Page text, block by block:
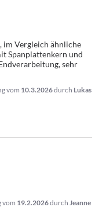
im Vergleich ähnliche
Spanplattenkern und
sehr
vom 10.3.2026durch Lukas
vom 19.2.2026durch Jeanne